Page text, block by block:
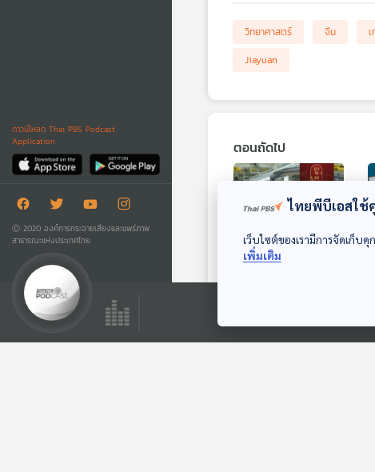
ดาวน์โหลด Thai PBS Podcast
Application
Ⓒ 2020 องค์การกระจายเสียงและแพร่ภาพ
สาธารณะแห่งประเทศไทย
วิทยาศาสตร์ จีน
Jiayuan
ตอนถัดไป
มองจีนมุมใหม่
ไทยพีบีเอสใช้
เว็บไซต์ของเรามีการจัดเก็
เพิ่มเติม